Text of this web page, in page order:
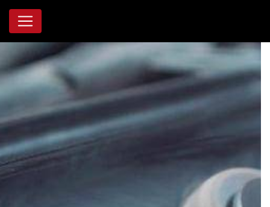
Panneau de gestion des cookies